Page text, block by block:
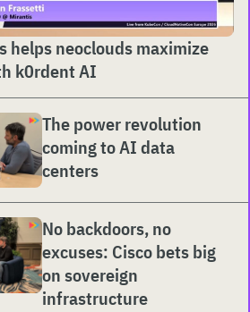
helps neoclouds maximize
k0rdent AI
The power revolution
coming to AI data
centers
No backdoors, no
excuses: Cisco bets big
on sovereign
infrastructure